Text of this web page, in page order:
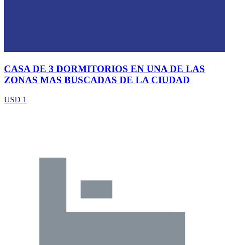
CASA DE 3 DORMITORIOS EN UNA DE LAS
ZONAS MAS BUSCADAS DE LA CIUDAD
USD 1